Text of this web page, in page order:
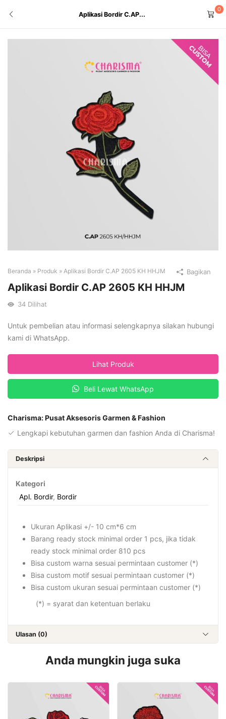
Aplikasi Bordir C.AP...
0
Beranda » Produk » Aplikasi Bordir C.AP 2605 KH HHJM
Aplikasi Bordir C.AP 2605 KH HHJM
34 Dilihat
Untuk pembelian atau informasi selengkapnya silakan hubungi
kami di WhatsApp.
Lihat Produk
Beli Lewat WhatsApp
Charisma: Pusat Aksesoris Garmen & Fashion
Lengkapi kebutuhan garmen dan fashion Anda di Charisma!
Bagikan
Deskripsi
Kategori
Apl. Bordir, Bordir
Ukuran Aplikasi +/- 10 cm*6 cm
Barang ready stock minimal order 1 pcs, jika tidak
ready stock minimal order 810 pcs
Bisa custom warna sesuai permintaan customer (*)
Bisa custom motif sesuai permintaan customer (*)
Bisa custom ukuran sesuai permintaan customer (*)
(*) = syarat dan ketentuan berlaku
Ulasan (0)
Anda mungkin juga suka